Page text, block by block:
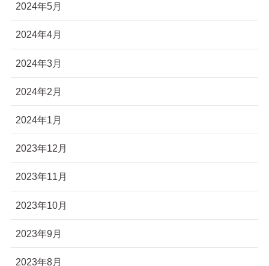
2024年5月
2024年4月
2024年3月
2024年2月
2024年1月
2023年12月
2023年11月
2023年10月
2023年9月
2023年8月